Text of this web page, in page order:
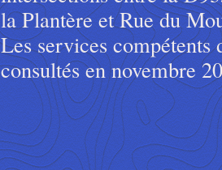
la Plantère et Rue du
Les services compétents
consultés en novembre